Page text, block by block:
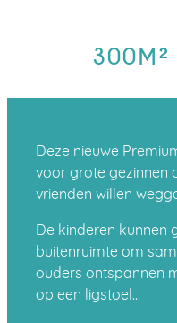
300M²
Deze nieuwe
voor grote gezinnen
vrienden willen
De kinderen kunnen
buitenruimte om
ouders ontspannen
op een ligstoel…